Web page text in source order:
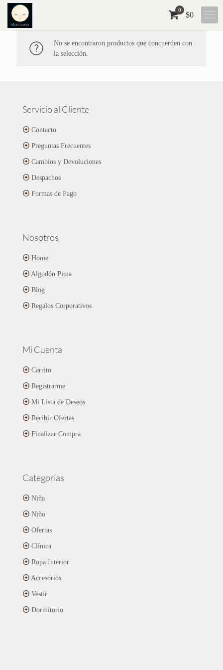
0
$0
No se encontraron productos que concuerden con
la selección.
Servicio al Cliente
Contacto
Preguntas Frecuentes
Cambios y Devoluciones
Despachos
Formas de Pago
Nosotros
Home
Algodón Pima
Blog
Regalos Corporativos
Mi Cuenta
Carrito
Registrarme
Mi Lista de Deseos
Recibir Ofertas
Finalizar Compra
Categorías
Niña
Niño
Ofertas
Clínica
Ropa Interior
Accesorios
Vestir
Dormitorio